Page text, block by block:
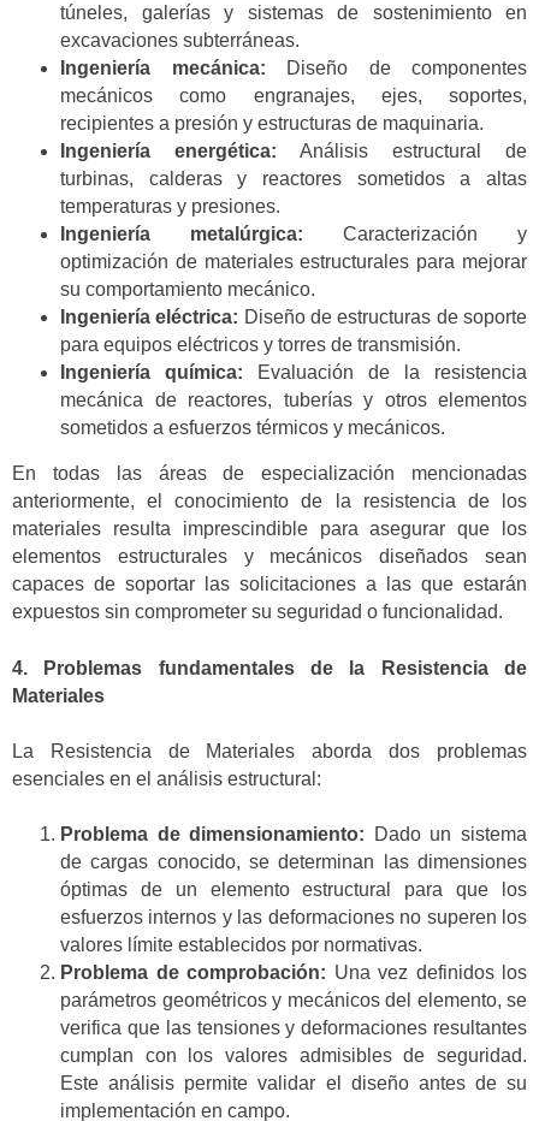
túneles, galerías y sistemas de sostenimiento en
excavaciones subterráneas.
Ingeniería mecánica: Diseño de componentes
mecánicos como engranajes, ejes, soportes,
recipientes a presión y estructuras de maquinaria.
Ingeniería energética: Análisis estructural de
turbinas, calderas y reactores sometidos a altas
temperaturas y presiones.
Ingeniería metalúrgica: Caracterización y
optimización de materiales estructurales para mejorar
su comportamiento mecánico.
Ingeniería eléctrica: Diseño de estructuras de soporte
para equipos eléctricos y torres de transmisión.
Ingeniería química: Evaluación de la resistencia
mecánica de reactores, tuberías y otros elementos
sometidos a esfuerzos térmicos y mecánicos.
En todas las áreas de especialización mencionadas
anteriormente, el conocimiento de la resistencia de los
materiales resulta imprescindible para asegurar que los
elementos estructurales y mecánicos diseñados sean
capaces de soportar las solicitaciones a las que estarán
expuestos sin comprometer su seguridad o funcionalidad.
4. Problemas fundamentales de la Resistencia de
Materiales
La Resistencia de Materiales aborda dos problemas
esenciales en el análisis estructural:
Problema de dimensionamiento: Dado un sistema
de cargas conocido, se determinan las dimensiones
óptimas de un elemento estructural para que los
esfuerzos internos y las deformaciones no superen los
valores límite establecidos por normativas.
Problema de comprobación: Una vez definidos los
parámetros geométricos y mecánicos del elemento, se
verifica que las tensiones y deformaciones resultantes
cumplan con los valores admisibles de seguridad.
Este análisis permite validar el diseño antes de su
implementación en campo.